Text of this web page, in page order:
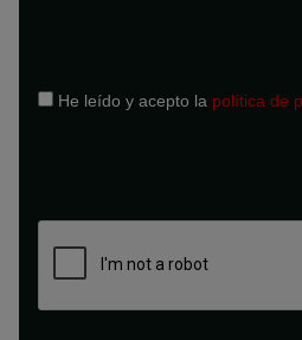
He leído y acepto la política de